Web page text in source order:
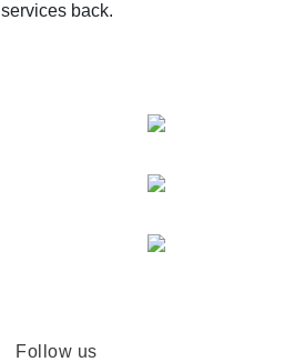
services back.
Follow us